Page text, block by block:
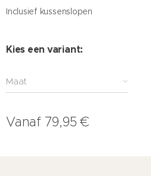
Inclusief kussenslopen
Kies een variant:
Maat
Vanaf 79,95 €